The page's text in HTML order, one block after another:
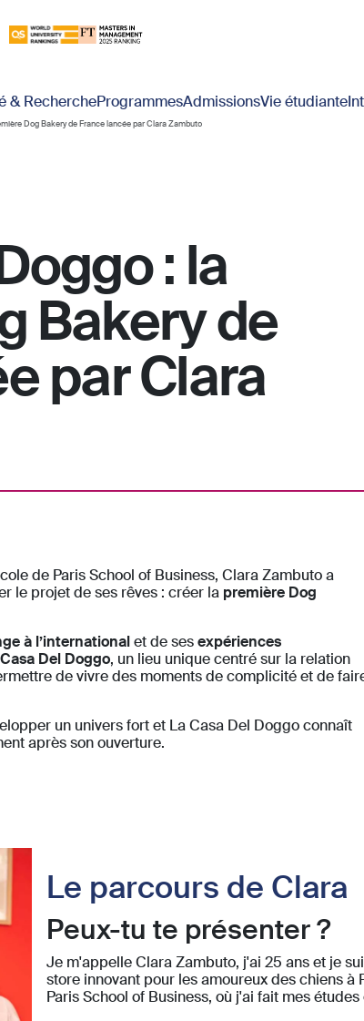
& RechercheProgrammesAdmissionsVie étudiante
Dog Bakery de France lancée par Clara Zambuto
: la
Bakery de
par Clara
de Paris School of Business, Clara Zambuto a
le projet de ses rêves : créer la première Dog
à l’internationalet de sesexpériences
Del Doggo, un lieu unique centré sur la relation
de vivre des moments de complicité et de
un univers fort et La Casa Del Doggo connaît
après son ouverture.
Le parcours de Clara
Peux-tu te présenter ?
Je m'appelle Clara Zambuto, j'ai 25 ans et je
store innovant pour les amoureux des chiens à
Paris School of Business, où j'ai fait mes